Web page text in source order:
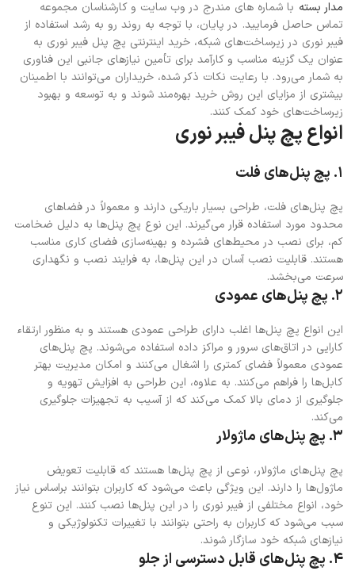
مدار بسته با شماره های مندرج در وب سایت و کارشناسان مجموعه
تماس حاصل فرمایید. در پایان، با توجه به روند رو به رشد استفاده از
فیبر نوری در زیرساخت‌های شبکه، خرید اینترنتی پچ پنل فیبر نوری به
عنوان یک گزینه مناسب و کارآمد برای تأمین نیازهای جانبی این فناوری
به شمار می‌رود. با رعایت نکات ذکر شده، خریداران می‌توانند با اطمینان
بیشتری از مزایای این روش خرید بهره‌مند شوند و به توسعه و بهبود
زیرساخت‌های خود کمک کنند.
انواع پچ پنل فیبر نوری
۱. پچ پنل‌های فلت
پچ پنل‌های فلت، طراحی بسیار باریکی دارند و معمولاً در فضاهای
محدود مورد استفاده قرار می‌گیرند. این نوع پچ پنل‌ها به دلیل ضخامت
کم، برای نصب در محیط‌های فشرده و بهینه‌سازی فضای کاری مناسب
هستند. قابلیت نصب آسان در این پنل‌ها، به فرایند نصب و نگهداری
سرعت می‌بخشد.
۲. پچ پنل‌های عمودی
این انواع پچ پنل‌ها اغلب دارای طراحی عمودی هستند و به منظور ارتقاء
کارایی در اتاق‌های سرور و مراکز داده استفاده می‌شوند. پچ پنل‌های
عمودی معمولاً فضای کمتری را اشغال می‌کنند و امکان مدیریت بهتر
کابل‌ها را فراهم می‌کنند. به علاوه، این طراحی به افزایش تهویه و
جلوگیری از دمای بالا کمک می‌کند که از آسیب به تجهیزات جلوگیری
می‌کند.
۳. پچ پنل‌های ماژولار
پچ پنل‌های ماژولار، نوعی از پچ پنل‌ها هستند که قابلیت تعویض
ماژول‌ها را دارند. این ویژگی باعث می‌شود که کاربران بتوانند براساس نیاز
خود، انواع مختلفی از فیبر نوری را در این پنل‌ها نصب کنند. این تنوع
سبب می‌شود که کاربران به راحتی بتوانند با تغییرات تکنولوژیکی و
نیازهای شبکه خود سازگار شوند.
۴. پچ پنل‌های قابل دسترسی از جلو